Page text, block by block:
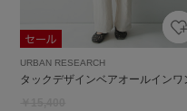
URBAN RESEARCH
タックデザインベアオールインワ